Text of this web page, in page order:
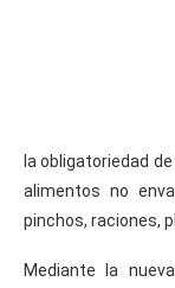
la obligatoriedad
alimentos no
pinchos, raciones,
Mediante la